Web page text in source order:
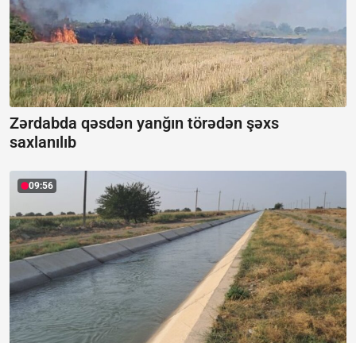
Zərdabda qəsdən yanğın törədən şəxs
saxlanılıb
09:56